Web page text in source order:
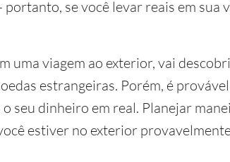
se você levar reais em
uma viagem ao exterior, vai
estrangeiras. Porém, é
seu dinheiro em real. Planejar
estiver no exterior